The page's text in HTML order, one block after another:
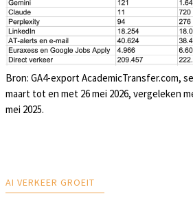
Bron: GA4-export AcademicTransfer.com,
maart tot en met 26 mei 2026, vergeleken
mei 2025.
AI VERKEER GROEIT